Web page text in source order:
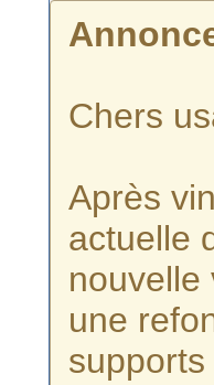
Chers
Après
actuelle
nouvelle
une